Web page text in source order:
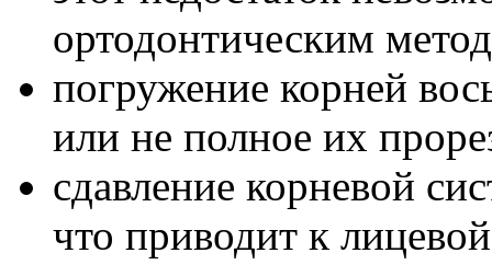
ортодонтическим
погружение корней
или не полное их
сдавление корневой
что приводит к